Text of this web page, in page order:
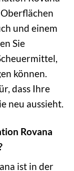
und einem
Sie
können.
dass Ihre
neu aussieht.
Rovana
ist in der